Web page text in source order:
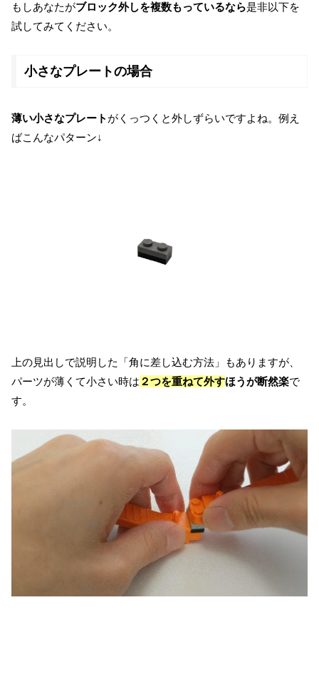
もしあなたがブロック外しを複数もっているなら是非以下を
試してみてください。
小さなプレートの場合
薄い小さなプレート がくっつくと外しずらいですよね。例え
ばこんなパターン↓
上の見出しで説明した「角に差し込む方法」もありますが、
パーツが薄くて小さい時は ２つを重ねて外すほうが断然楽で
す。